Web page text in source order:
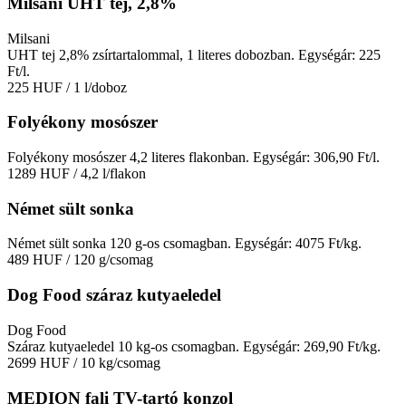
Milsani
UHT tej 2,8% zsírtartalommal, 1 literes dobozban. Egységár: 225
Ft/l.
225 HUF / 1 l/doboz
Folyékony mosószer
Folyékony mosószer 4,2 literes flakonban. Egységár: 306,90 Ft/l.
1289 HUF / 4,2 l/flakon
Német sült sonka
Német sült sonka 120 g-os csomagban. Egységár: 4075 Ft/kg.
489 HUF / 120 g/csomag
Dog Food száraz kutyaeledel
Dog Food
Száraz kutyaeledel 10 kg-os csomagban. Egységár: 269,90 Ft/kg.
2699 HUF / 10 kg/csomag
MEDION fali TV-tartó konzol